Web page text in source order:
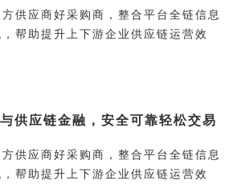
供应商好采购商，整合平台全链信息
帮助提升上下游企业供应链运营效
供应链金融，安全可靠轻松交易
供应商好采购商，整合平台全链信息
帮助提升上下游企业供应链运营效